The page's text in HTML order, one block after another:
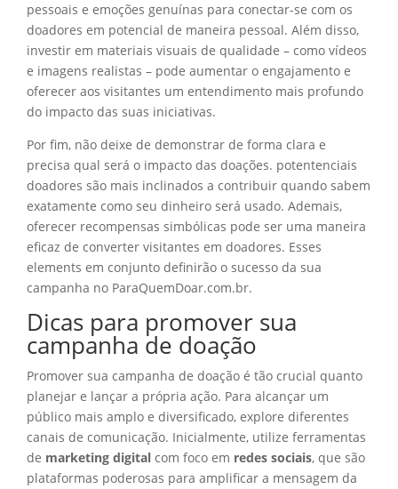
pessoais e emoções genuínas para conectar-se com os
doadores em potencial de maneira pessoal. Além disso,
investir em materiais visuais de qualidade – como vídeos
e imagens realistas – pode aumentar o engajamento e
oferecer aos visitantes um entendimento mais profundo
do impacto das suas iniciativas.
Por fim, não deixe de demonstrar de forma clara e
precisa qual será o impacto das doações. potentenciais
doadores são mais inclinados a contribuir quando sabem
exatamente como seu dinheiro será usado. Ademais,
oferecer recompensas simbólicas pode ser uma maneira
eficaz de converter visitantes em doadores. Esses
elements em conjunto definirão o sucesso da sua
campanha no ParaQuemDoar.com.br.
Dicas para promover sua
campanha de doação
Promover sua campanha de doação é tão crucial quanto
planejar e lançar a própria ação. Para alcançar um
público mais amplo e diversificado, explore diferentes
canais de comunicação. Inicialmente, utilize ferramentas
de marketing digital com foco em redes sociais, que são
plataformas poderosas para amplificar a mensagem da